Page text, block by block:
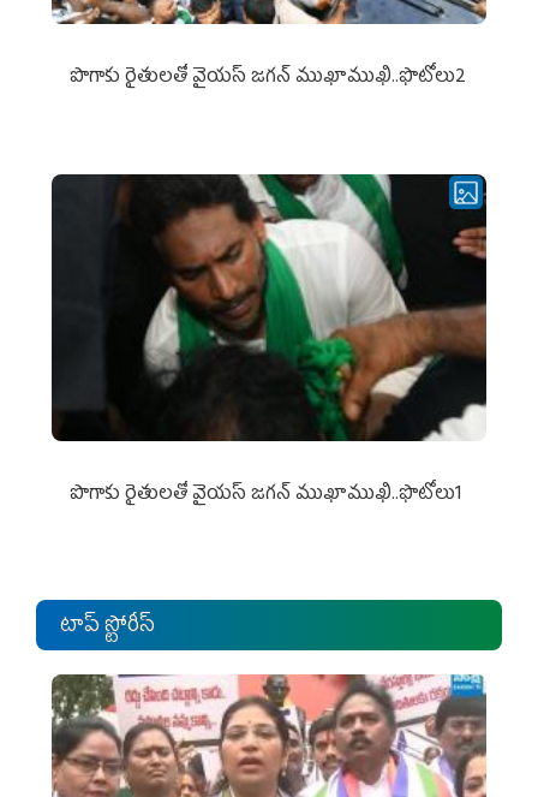
పొగాకు రైతుల‌తో వైయ‌స్ జ‌గ‌న్ ముఖాముఖి..ఫొటోలు2
పొగాకు రైతుల‌తో వైయ‌స్ జ‌గ‌న్ ముఖాముఖి..ఫొటోలు1
టాప్ స్టోరీస్